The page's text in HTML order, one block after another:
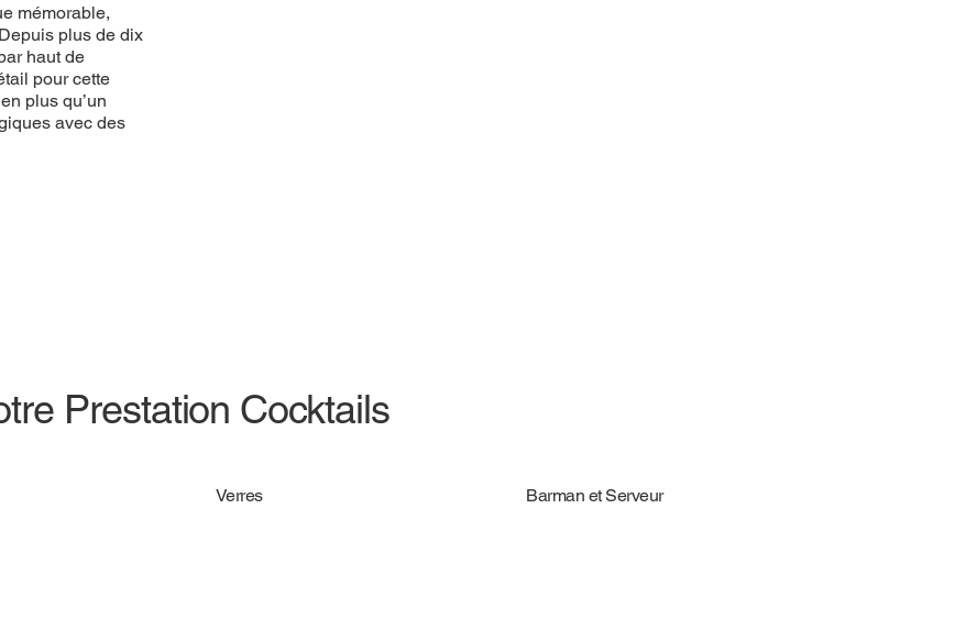
mémorable,
plus de dix
haut de
pour cette
plus qu’un
avec des
Prestation Cocktails
Verres Barman et Serveur